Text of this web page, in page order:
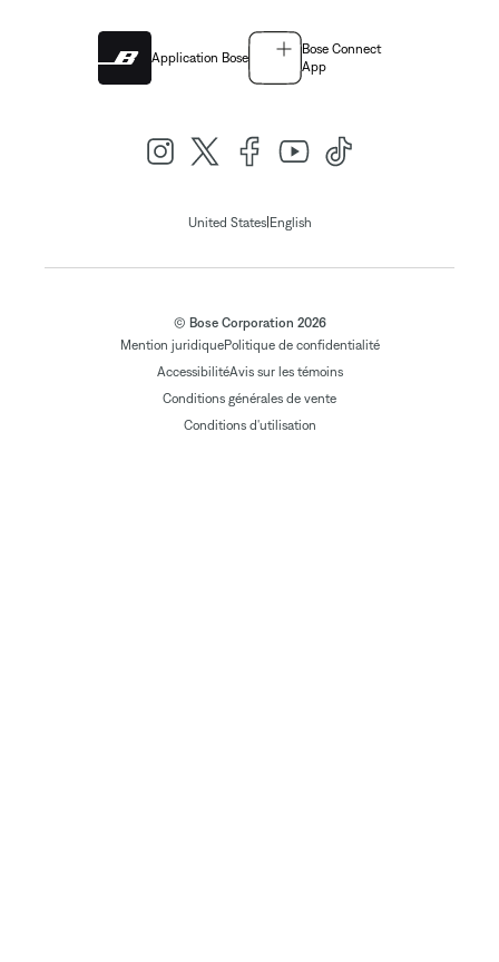
Application Bose
Bose Connect
App
United States| English
© Bose Corporation 2026
Mention juridiquePolitique de confidentialité
AccessibilitéAvis sur les témoins
Conditions générales de vente
Conditions d'utilisation